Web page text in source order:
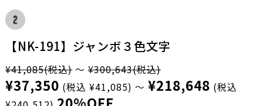
【NK-191】ジャンボ３色文字
¥41,085(税込) ～ ¥300,643(税込)
¥37,350 (税込 ¥41,085) ～ ¥218,648 (税込
20%OFF